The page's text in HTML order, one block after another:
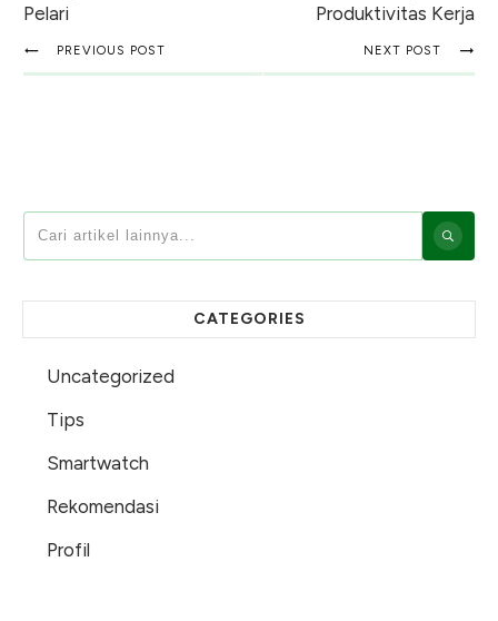
Pelari
Produktivitas Kerja
PREVIOUS POST NEXT POST
CATEGORIES
Uncategorized
Tips
Smartwatch
Rekomendasi
Profil